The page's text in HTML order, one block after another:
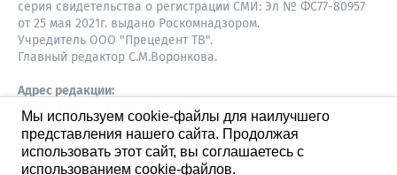
серия свидетельства о регистрации СМИ: Эл № ФС77-80957
от 25 мая 2021г. выдано Роскомнадзором.
Учредитель ООО "Прецедент ТВ".
Главный редактор С.М.Воронкова.
Адрес редакции:
630087,
Новосибирск
8-960-779-12-96,
S.Voronkova@precedent.tv
Мы используем cookie-файлы для наилучшего
представления нашего сайта. Продолжая
использовать этот сайт, вы соглашаетесь с
использованием cookie-файлов.